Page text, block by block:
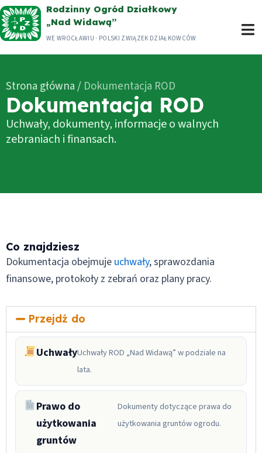
Przejdź
do
treści
Rodzinny Ogród Działkowy
„Nad Widawą”
WE WROCŁAWIU · POLSKI ZWIĄZEK DZIAŁKOWCÓW
Strona główna/ Dokumentacja ROD
Dokumentacja ROD
Uchwały, dokumenty, informacje o walnych
zebraniach i finansach.
Co znajdziesz
Dokumentacja obejmuje uchwały, sprawozdania
finansowe, protokoły z zebrań oraz plany pracy.
Przejdź do
UchwałyUchwały ROD „Nad Widawą” w podziale na
lata.
Prawo do
użytkowania
gruntów
Dokumenty dotyczące prawa do
użytkowania gruntów ogrodu.